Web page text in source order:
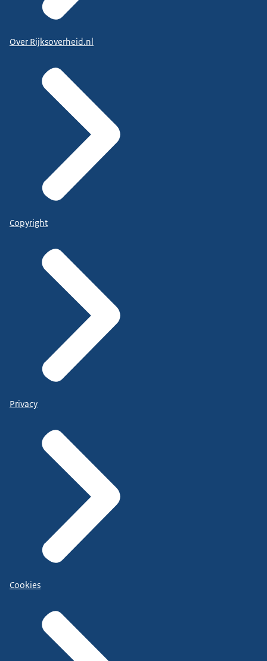
Over Rijksoverheid.nl
Copyright
Privacy
Cookies